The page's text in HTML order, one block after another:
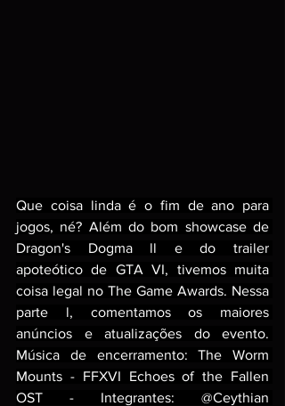
Que coisa linda é o fim de ano para
jogos, né? Além do bom showcase de
Dragon's Dogma ll e do trailer
apoteótico de GTA VI, tivemos muita
coisa legal no The Game Awards. Nessa
parte l, comentamos os maiores
anúncios e atualizações do evento.
Música de encerramento: The Worm
Mounts - FFXVI Echoes of the Fallen
OST - Integrantes: @Ceythian